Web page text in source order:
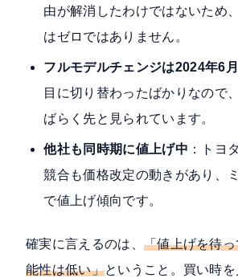
由が解消したわけではないため
はゼロではありません。
フルモデルチェンジは2024年6
目に切り替わったばかりなので
ばらく先と見られています。
他社も同時期に値上げ中 ：トヨ
競合も価格改定の動きがあり、
で値上げ傾向です。
確実に言えるのは、 「値上げを待
能性は低い」ということ。買い時